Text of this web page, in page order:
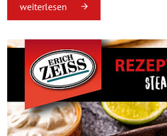
weiterlesen